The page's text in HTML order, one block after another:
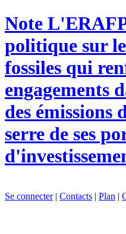
Note
politique sur
fossiles qui
engagements
des émissions
serre de ses
Se connecter| Contacts | Plan |